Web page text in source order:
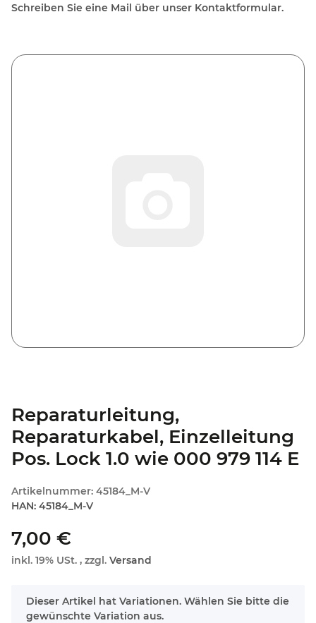
Schreiben Sie eine Mail über unser Kontaktformular.
Reparaturleitung,
Reparaturkabel, Einzelleitung
Pos. Lock 1.0 wie 000 979 114 E
Artikelnummer: 45184_M-V
HAN: 45184_M-V
7,00 €
inkl. 19% USt. , zzgl. Versand
x
Dieser Artikel hat Variationen. Wählen Sie bitte die
gewünschte Variation aus.